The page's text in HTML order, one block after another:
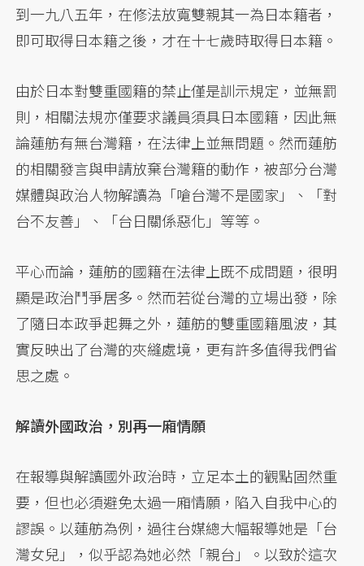
到一九八五年，在修法放寬雙親其一為日本籍者，
即可取得日本籍之後，才在十七歲時取得日本籍。
由於日本對雙重國籍的禁止僅是訓示規定，並無罰
則，相關法規亦僅要求議員須具日本國籍，因此無
論蓮舫有無台灣籍，在法律上並無問題。然而蓮舫
的相關發言與申請放棄台灣籍的動作，被部分台灣
媒體與政治人物解讀為「嗆台灣不是國家」、「對
台不友善」、「台日關係惡化」等等。
平心而論，蓮舫的國籍在法律上既不成問題，很明
顯是政治鬥爭居多。然而若從台灣的立場出發，除
了隨日本政爭起舞之外，蓮舫的雙重國籍風波，其
實反映出了台灣的夾縫處境，更有許多值得我們省
思之處。
解讀外國政治，別再一廂情願
在報導與解讀國外政治時，立足本土的觀點固然重
要，但也必須避免太過一廂情願，陷入自我中心的
謬誤。以蓮舫為例，過往台媒總大幅報導她是「台
灣女兒」，似乎認為她必然「親台」。以致於這次